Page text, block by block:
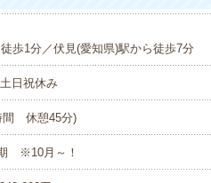
歩1分／伏見(愛知県)駅から徒歩7分
日祝休み
間 休憩45分)
※10月～！